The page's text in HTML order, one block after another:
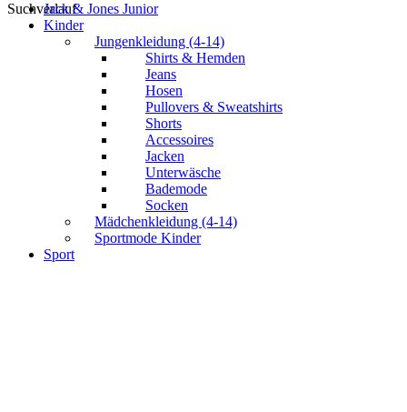
SuchverlaufJack & Jones Junior
Kinder
Jungenkleidung (4-14)
Shirts & Hemden
Jeans
Hosen
Pullovers & Sweatshirts
Shorts
Accessoires
Jacken
Unterwäsche
Bademode
Socken
Mädchenkleidung (4-14)
Sportmode Kinder
Sport